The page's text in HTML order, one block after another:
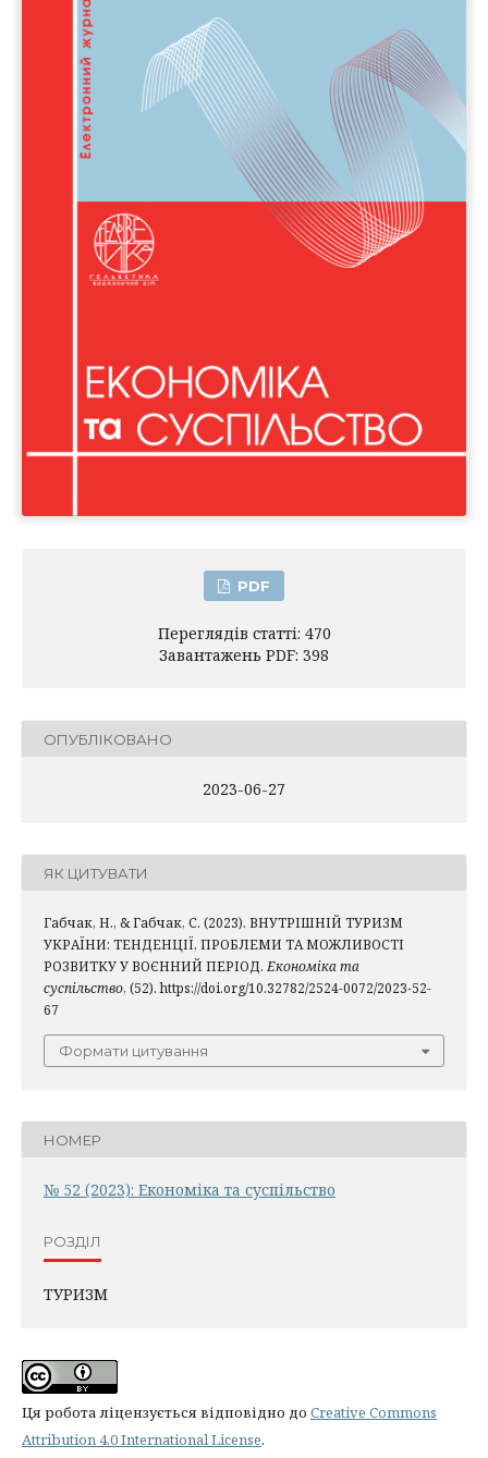
PDF
Переглядів статті: 470
Завантажень PDF: 398
ОПУБЛІКОВАНО
2023-06-27
ЯК ЦИТУВАТИ
Габчак, Н., & Габчак, С. (2023). ВНУТРІШНІЙ ТУРИЗМ
УКРАЇНИ: ТЕНДЕНЦІЇ, ПРОБЛЕМИ ТА МОЖЛИВОСТІ
РОЗВИТКУ У ВОЄННИЙ ПЕРІОД. Економіка та
суспільство, (52). https://doi.org/10.32782/2524-0072/2023-52-
67
Формати цитування
НОМЕР
№ 52 (2023): Економіка та суспільство
РОЗДІЛ
ТУРИЗМ
Ця робота ліцензується відповідно до Creative Commons
Attribution 4.0 International License.